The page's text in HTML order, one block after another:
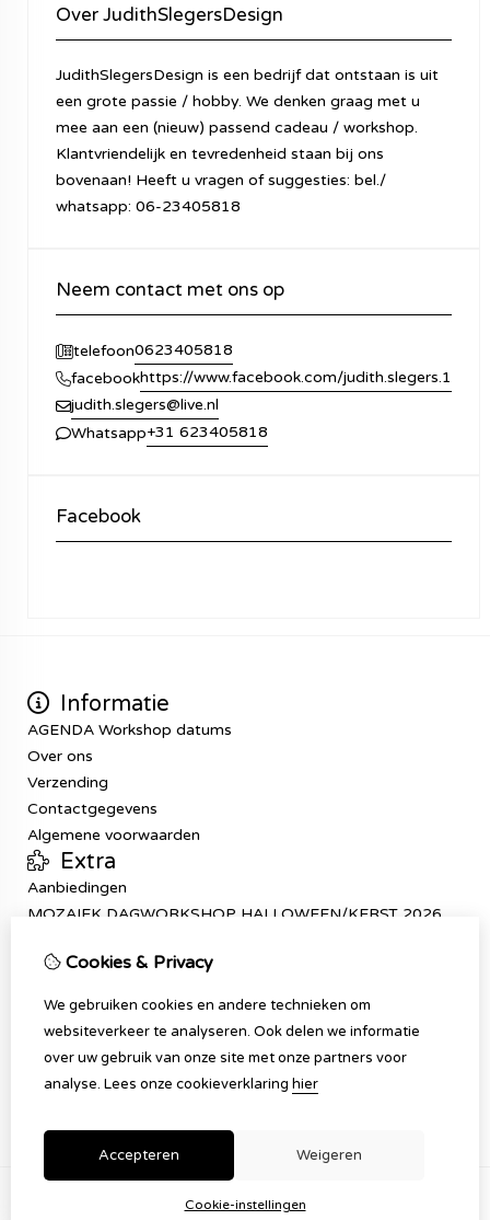
Over JudithSlegersDesign
JudithSlegersDesign is een bedrijf dat ontstaan is uit
een grote passie / hobby. We denken graag met u
mee aan een (nieuw) passend cadeau / workshop.
Klantvriendelijk en tevredenheid staan bij ons
bovenaan! Heeft u vragen of suggesties: bel./
whatsapp: 06-23405818
Neem contact met ons op
telefoon0623405818
facebookhttps://www.facebook.com/judith.slegers.1
judith.slegers@live.nl
Whatsapp+31 623405818
Facebook
Informatie
AGENDA Workshop datums
Over ons
Verzending
Contactgegevens
Algemene voorwaarden
Extra
Aanbiedingen
MOZAIEK DAGWORKSHOP HALLOWEEN/KERST 2026
Inloggen
Verlanglijst
Klantenservice
Sitemap
Cookies & Privacy
We gebruiken cookies en andere technieken om
websiteverkeer te analyseren. Ook delen we informatie
over uw gebruik van onze site met onze partners voor
analyse. Lees onze cookieverklaring hier
Accepteren Weigeren
Cookie-instellingen